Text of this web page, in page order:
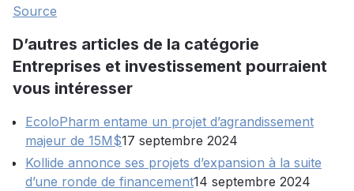
Source
D’autres articles de la catégorie
Entreprises et investissement pourraient
vous intéresser
EcoloPharm entame un projet d’agrandissement
majeur de 15M$17 septembre 2024
Kollide annonce ses projets d’expansion à la suite
d’une ronde de financement14 septembre 2024